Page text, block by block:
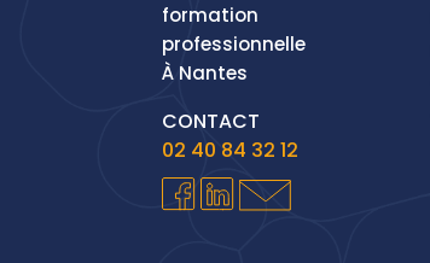
formation
professionnelle
À Nantes
CONTACT
02 40 84 32 12